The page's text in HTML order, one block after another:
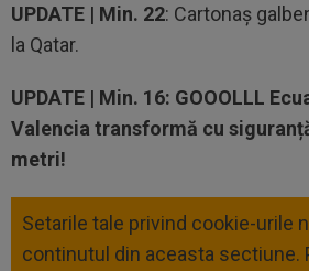
UPDATE | Min. 22: Cartonaș
la Qatar.
UPDATE | Min. 16: GOOOLLL
Valencia transformă cu
metri!
Setarile tale privind cookie-urile
continutul din aceasta sectiune.